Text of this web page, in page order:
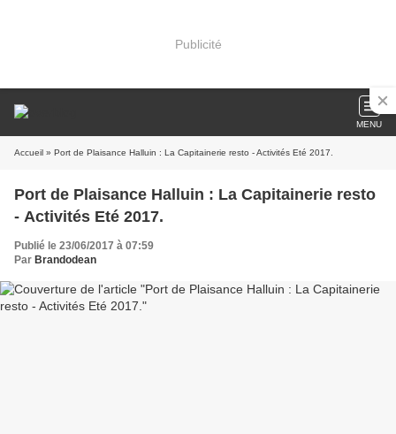
Publicité
MENU
Accueil » Port de Plaisance Halluin : La Capitainerie resto - Activités Eté 2017.
Port de Plaisance Halluin : La Capitainerie resto
- Activités Eté 2017.
Publié le 23/06/2017 à 07:59
Par Brandodean